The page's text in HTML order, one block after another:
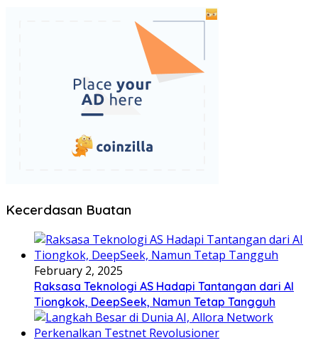
Kecerdasan Buatan
February 2, 2025
Raksasa Teknologi AS Hadapi Tantangan dari AI
Tiongkok, DeepSeek, Namun Tetap Tangguh